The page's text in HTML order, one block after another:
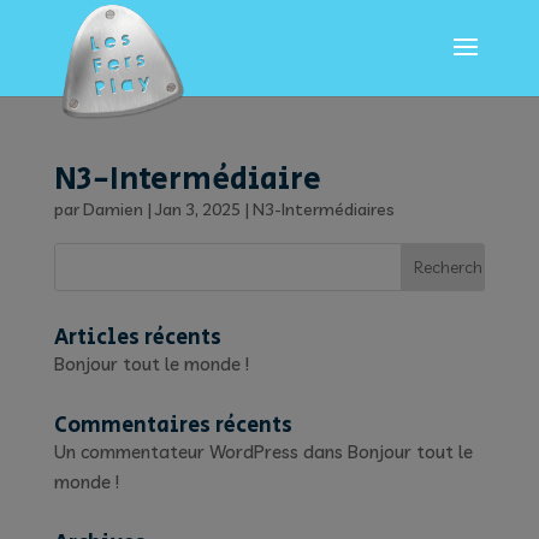
N3-Intermédiaire
par Damien |Jan 3, 2025 | N3-Intermédiaires
Articles récents
Bonjour tout le monde !
Commentaires récents
Un commentateur WordPress dans Bonjour tout le
monde !